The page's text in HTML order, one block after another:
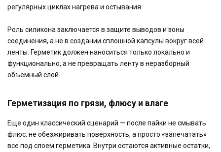
регулярных циклах нагрева и остывания.
Роль силикона заключается в защите выводов и зоны
соединения, а не в создании сплошной капсулы вокруг всей
ленты. Герметик должен наноситься только локально и
функционально, а не превращать ленту в неразборный
объемный слой.
Герметизация по грязи, флюсу и влаге
Еще один классический сценарий — после пайки не смывать
флюс, не обезжиривать поверхность, а просто «запечатать»
все под слоем герметика. Внутри остаются активные остатки,